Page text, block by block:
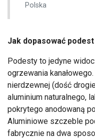
Polska
Jak dopasować
Podesty to jedyne
ogrzewania
nierdzewnej (dość
aluminium naturalnego,
pokrytego anodowaną
Aluminiowe szczeble
fabrycznie na dwa